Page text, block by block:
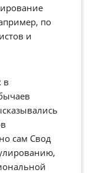
по
и
в
сам Свод